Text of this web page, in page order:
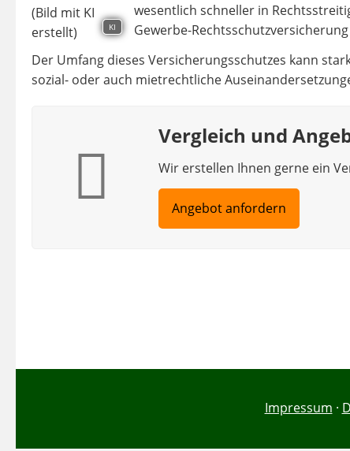
KI
wesentlich schneller in
Gewerbe-
Der Umfang dieses Versicherungsschutzes kann
sozial- oder auch mietrechtliche
Vergleich und
Wir erstellen Ihnen gerne ein
Angebot anfordern
Impressum ·